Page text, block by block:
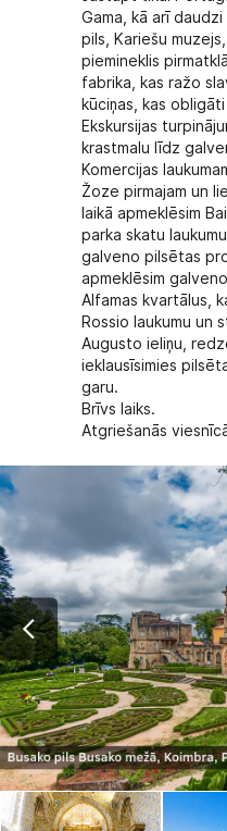
Gama, kā arī
pils, Kariešu
piemineklis
fabrika, kas ražo
kūciņas, kas
Ekskursijas
krastmalu līdz
Komercijas
Žoze pirmajam un
laikā apmeklēsim
parka skatu
galveno pilsētas
apmeklēsim
Alfamas kvartālus,
Rossio laukumu un
Augusto ieliņu,
ieklausīsimies
garu.
Brīvs laiks.
Atgriešanās